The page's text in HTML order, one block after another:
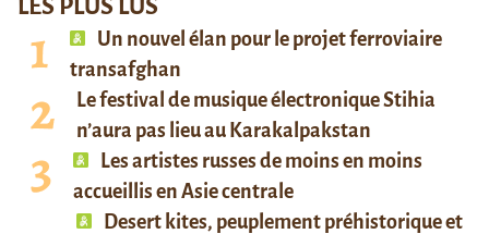
LES PLUS LUS
Un nouvel élan pour le projet ferroviaire
transafghan
Le festival de musique électronique Stihia
n’aura pas lieu au Karakalpakstan
Les artistes russes de moins en moins
accueillis en Asie centrale
Desert kites, peuplement préhistorique et